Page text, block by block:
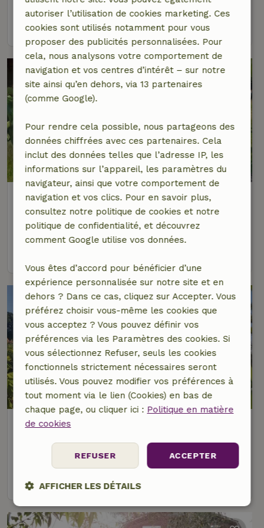
5 personnes 3 Chambres à coucher
Maison nature à Well
À 2 km distance de Blitterswijck
9,4/10
2 personnes1 Chambre à coucher
Maison nature à Well
2 personnes1 Chambre à coucher
autoriser l’utilisation de cookies marketing. Ces
cookies sont utilisés notamment pour vous
proposer des publicités personnalisées. Pour
cela, nous analysons votre comportement de
navigation et vos centres d’intérêt – sur notre
site ainsi qu’en dehors, via 13 partenaires
(comme Google).
Pour rendre cela possible, nous partageons des
données chiffrées avec ces partenaires. Cela
inclut des données telles que l’adresse IP, les
informations sur l’appareil, les paramètres du
navigateur, ainsi que votre comportement de
navigation et vos clics. Pour en savoir plus,
consultez notre politique de cookies et notre
politique de confidentialité, et découvrez
comment Google utilise vos données.
Vous êtes d’accord pour bénéficier d’une
expérience personnalisée sur notre site et en
dehors ? Dans ce cas, cliquez sur Accepter. Vous
préférez choisir vous-même les cookies que
vous acceptez ? Vous pouvez définir vos
préférences via les Paramètres des cookies. Si
vous sélectionnez Refuser, seuls les cookies
fonctionnels strictement nécessaires seront
utilisés. Vous pouvez modifier vos préférences à
tout moment via le lien (Cookies) en bas de
chaque page, ou cliquer ici : Politique en matière
de cookies
ACCEPTER
REFUSER
AFFICHER LES DÉTAILS
Strictement
nécessaires
Performance Ciblage